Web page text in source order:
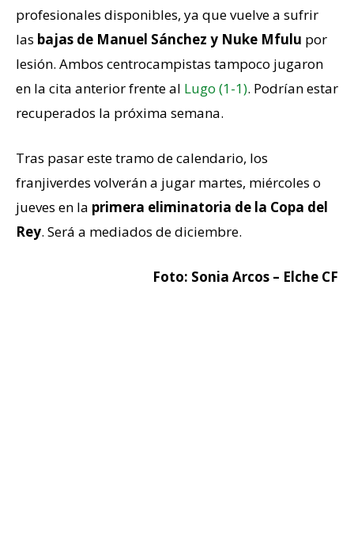
profesionales disponibles, ya que vuelve a sufrir
las bajas de Manuel Sánchez y Nuke Mfulu por
lesión. Ambos centrocampistas tampoco jugaron
en la cita anterior frente al Lugo (1-1). Podrían estar
recuperados la próxima semana.
Tras pasar este tramo de calendario, los
franjiverdes volverán a jugar martes, miércoles o
jueves en la primera eliminatoria de la Copa del
Rey. Será a mediados de diciembre.
Foto: Sonia Arcos – Elche CF